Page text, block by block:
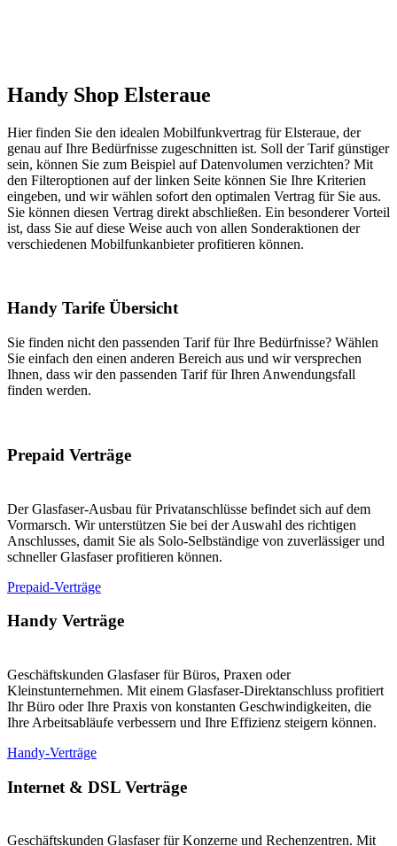
Handy Shop Elsteraue
Hier finden Sie den idealen Mobilfunkvertrag für Elsteraue, der
genau auf Ihre Bedürfnisse zugeschnitten ist. Soll der Tarif günstiger
sein, können Sie zum Beispiel auf Datenvolumen verzichten? Mit
den Filteroptionen auf der linken Seite können Sie Ihre Kriterien
eingeben, und wir wählen sofort den optimalen Vertrag für Sie aus.
Sie können diesen Vertrag direkt abschließen. Ein besonderer Vorteil
ist, dass Sie auf diese Weise auch von allen Sonderaktionen der
verschiedenen Mobilfunkanbieter profitieren können.
Handy Tarife Übersicht
Sie finden nicht den passenden Tarif für Ihre Bedürfnisse? Wählen
Sie einfach den einen anderen Bereich aus und wir versprechen
Ihnen, dass wir den passenden Tarif für Ihren Anwendungsfall
finden werden.
Prepaid Verträge
Der Glasfaser-Ausbau für Privatanschlüsse befindet sich auf dem
Vormarsch. Wir unterstützen Sie bei der Auswahl des richtigen
Anschlusses, damit Sie als Solo-Selbständige von zuverlässiger und
schneller Glasfaser profitieren können.
Prepaid-Verträge
Handy Verträge
Geschäftskunden Glasfaser für Büros, Praxen oder
Kleinstunternehmen. Mit einem Glasfaser-Direktanschluss profitiert
Ihr Büro oder Ihre Praxis von konstanten Geschwindigkeiten, die
Ihre Arbeitsabläufe verbessern und Ihre Effizienz steigern können.
Handy-Verträge
Internet & DSL Verträge
Geschäftskunden Glasfaser für Konzerne und Rechenzentren. Mit